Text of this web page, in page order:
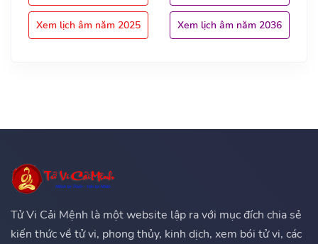
Xem lịch âm năm 2025 Xem lịch âm năm 2036
Tử Vi Cải Mệnh là một website lập ra với mục đích chia sẻ
kiến thức về tử vi, phong thủy, kinh dịch, xem bói tử vi, các